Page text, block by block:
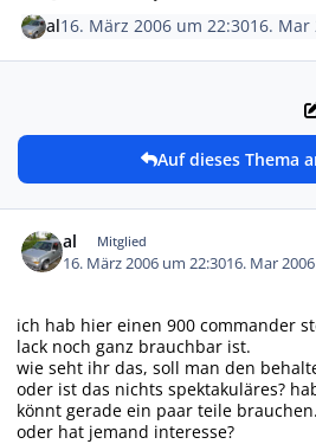
al16. März 2006 um 22:3016. Mar
Auf dieses Thema
al Mitglied
16. März 2006 um 22:3016. Mar 2006
ich hab hier einen 900 commander
lack noch ganz brauchbar ist.
wie seht ihr das, soll man den
oder ist das nichts spektakuläres?
könnt gerade ein paar teile
oder hat jemand interesse?